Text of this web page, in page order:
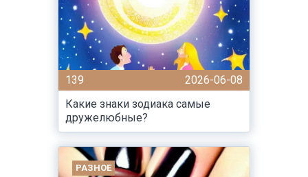
139
2026-06-08
Какие знаки зодиака самые
дружелюбные?
РАЗНОЕ